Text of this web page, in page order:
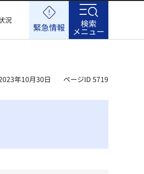
況
緊急情報 検索
メニュー
年10月30日 ページID 5719